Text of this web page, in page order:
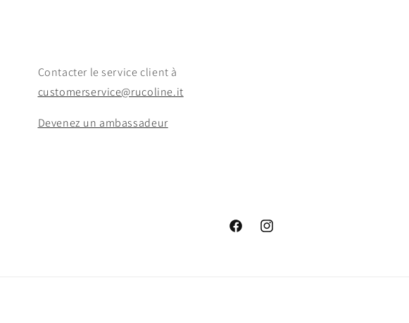
Contacter le service client à
customerservice@rucoline.it
Devenez un ambassadeur
FacebookInstagram